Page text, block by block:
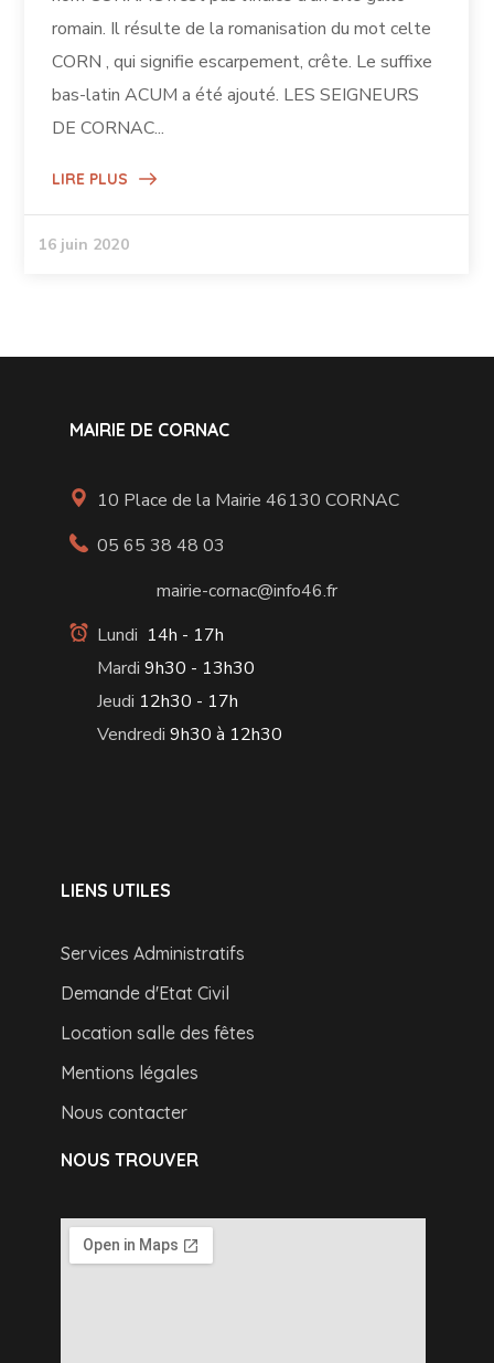
romain. Il résulte de la romanisation du mot celte
CORN , qui signifie escarpement, crête. Le suffixe
bas-latin ACUM a été ajouté. LES SEIGNEURS
DE CORNAC...
LIRE PLUS
16 juin 2020
MAIRIE DE CORNAC
10 Place de la Mairie 46130 CORNAC
05 65 38 48 03
mairie-cornac@info46.fr
Lundi 14h - 17h
Mardi9h30 - 13h30
Jeudi 12h30 - 17h
Vendredi 9h30 à 12h30
LIENS UTILES
Services Administratifs
Demande d'Etat Civil
Location salle des fêtes
Mentions légales
Nous contacter
NOUS TROUVER